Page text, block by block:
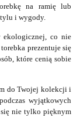
na ramię lub
i wygody.
ekologicznej, co nie
prezentuje się
które cenią sobie
do Twojej kolekcji i
wyjątkowych
nie tylko pięknym